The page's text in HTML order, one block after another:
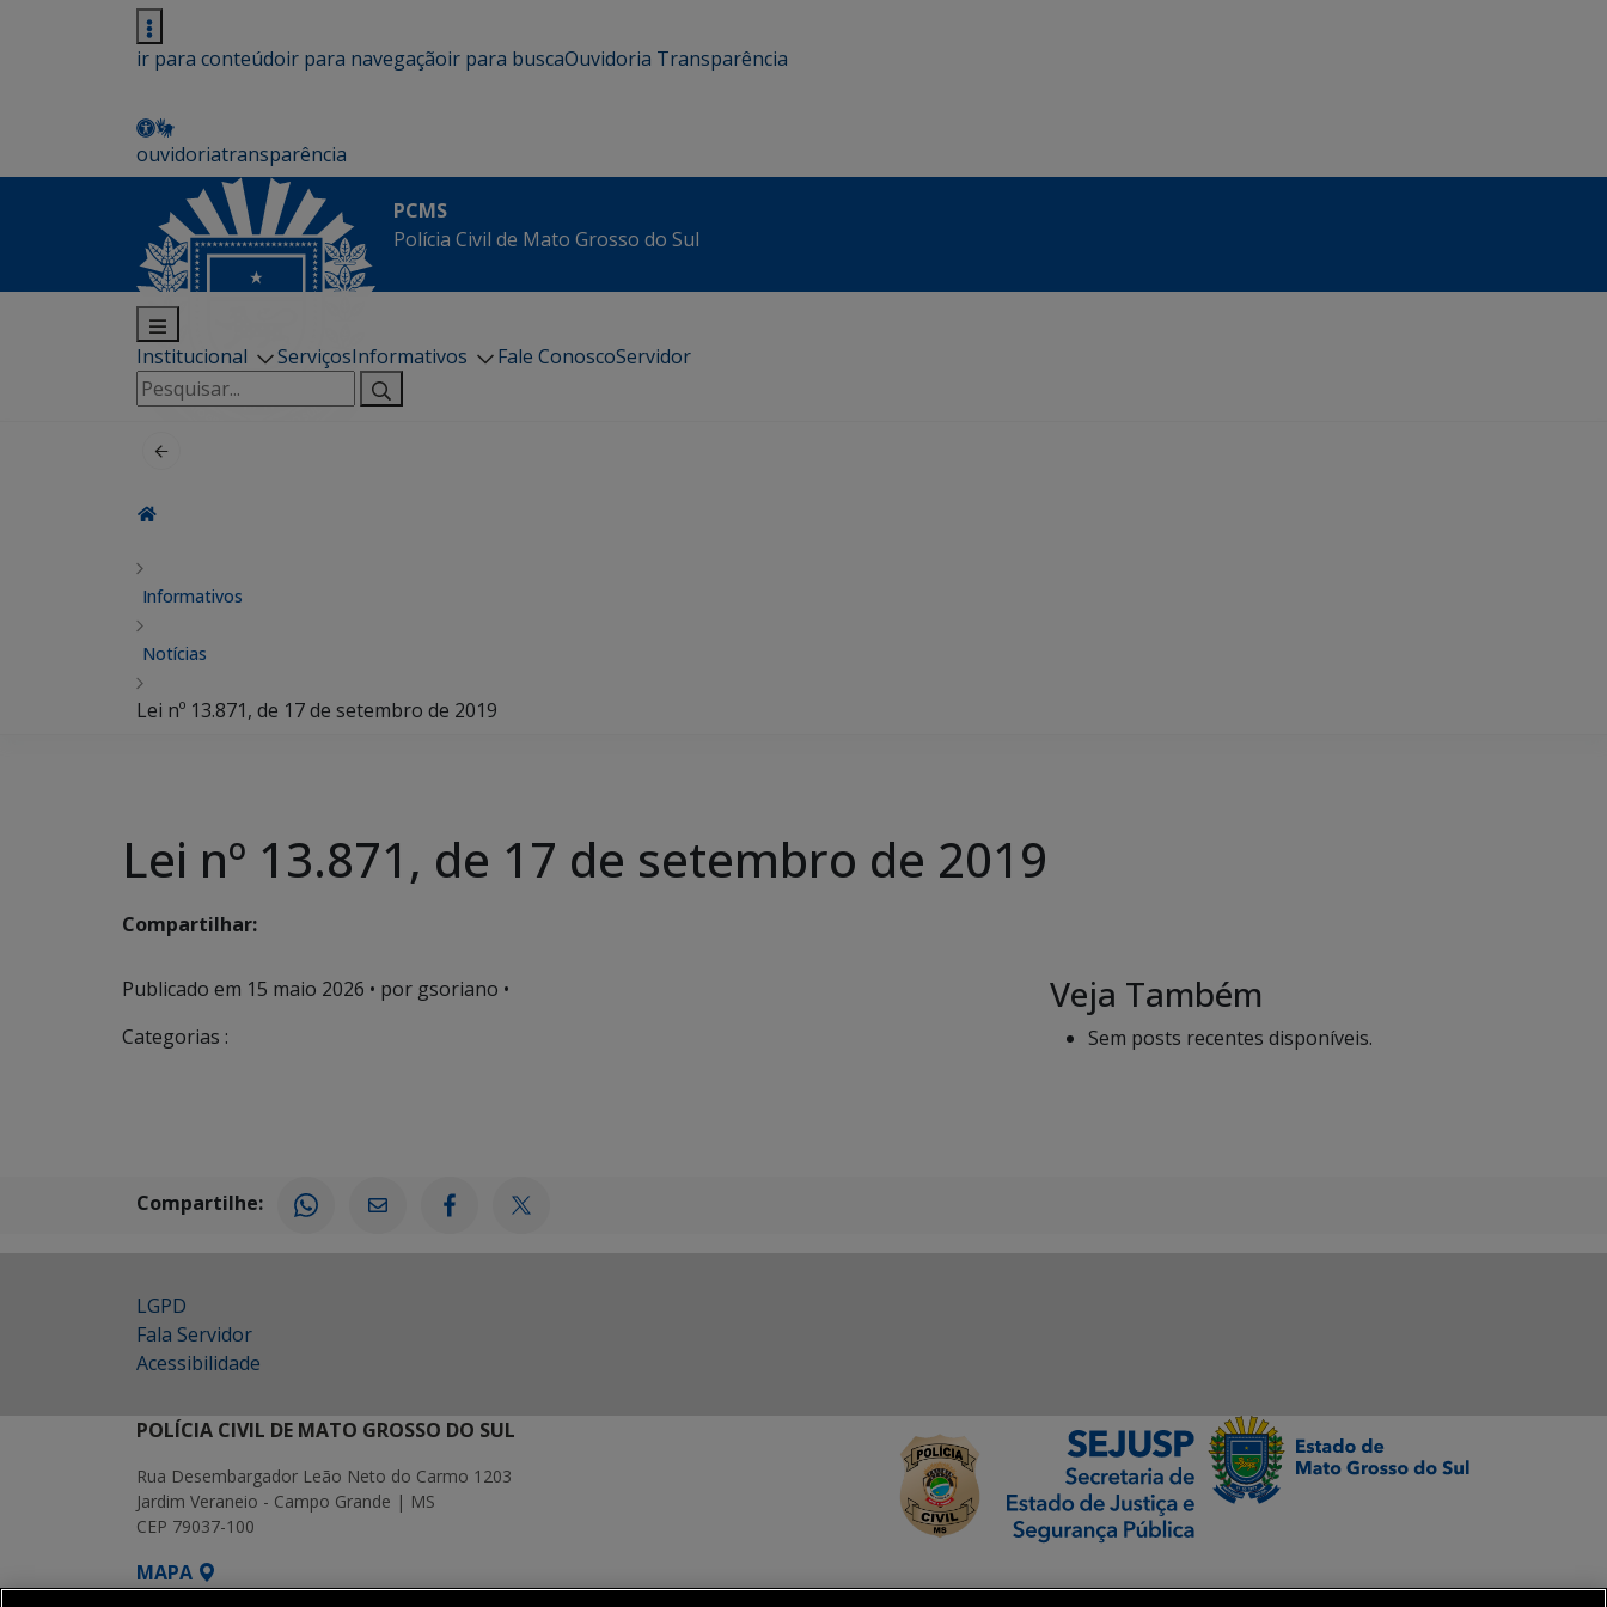
ir para conteúdoir para navegaçãoir para buscaOuvidoria Transparência
ouvidoriatransparência
PCMS
Polícia Civil de Mato Grosso do Sul
Institucional ServiçosInformativos Fale ConoscoServidor
Pesquisar
por:
Informativos
Notícias
Lei nº 13.871, de 17 de setembro de 2019
Lei nº 13.871, de 17 de setembro de 2019
Compartilhar:
Publicado em 15 maio 2026 • por gsoriano •
Categorias :
Veja Também
Sem posts recentes disponíveis.
Compartilhe:
LGPD
Fala Servidor
Acessibilidade
POLÍCIA CIVIL DE MATO GROSSO DO SUL
Rua Desembargador Leão Neto do Carmo 1203
Jardim Veraneio - Campo Grande | MS
CEP 79037-100
MAPA